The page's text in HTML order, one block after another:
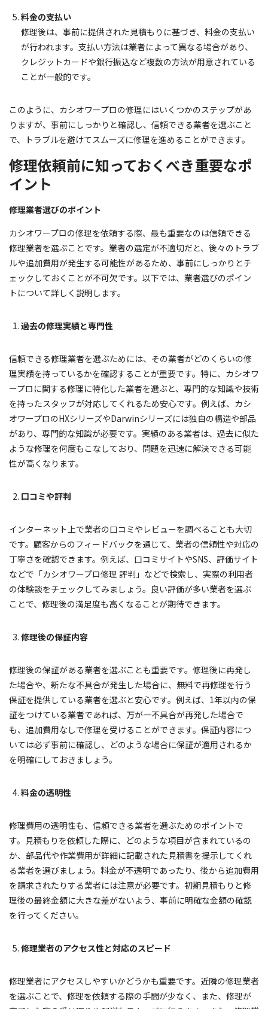
料金の支払い
修理後は、事前に提供された見積もりに基づき、料金の支払い
が行われます。支払い方法は業者によって異なる場合があり、
クレジットカードや銀行振込など複数の方法が用意されている
ことが一般的です。
このように、カシオワープロの修理にはいくつかのステップがあ
りますが、事前にしっかりと確認し、信頼できる業者を選ぶこと
で、トラブルを避けてスムーズに修理を進めることができます。
修理依頼前に知っておくべき重要なポ
イント
修理業者選びのポイント
カシオワープロの修理を依頼する際、最も重要なのは信頼できる
修理業者を選ぶことです。業者の選定が不適切だと、後々のトラブ
ルや追加費用が発生する可能性があるため、事前にしっかりとチ
ェックしておくことが不可欠です。以下では、業者選びのポイン
トについて詳しく説明します。
過去の修理実績と専門性
信頼できる修理業者を選ぶためには、その業者がどのくらいの修
理実績を持っているかを確認することが重要です。特に、カシオワ
ープロに関する修理に特化した業者を選ぶと、専門的な知識や技術
を持ったスタッフが対応してくれるため安心です。例えば、カシ
オワープロのHXシリーズやDarwinシリーズには独自の構造や部品
があり、専門的な知識が必要です。実績のある業者は、過去に似た
ような修理を何度もこなしており、問題を迅速に解決できる可能
性が高くなります。
口コミや評判
インターネット上で業者の口コミやレビューを調べることも大切
です。顧客からのフィードバックを通じて、業者の信頼性や対応の
丁寧さを確認できます。例えば、口コミサイトやSNS、評価サイト
などで「カシオワープロ修理 評判」などで検索し、実際の利用者
の体験談をチェックしてみましょう。良い評価が多い業者を選ぶ
ことで、修理後の満足度も高くなることが期待できます。
修理後の保証内容
修理後の保証がある業者を選ぶことも重要です。修理後に再発し
た場合や、新たな不具合が発生した場合に、無料で再修理を行う
保証を提供している業者を選ぶと安心です。例えば、1年以内の保
証をつけている業者であれば、万が一不具合が再発した場合で
も、追加費用なしで修理を受けることができます。保証内容につ
いては必ず事前に確認し、どのような場合に保証が適用されるか
を明確にしておきましょう。
料金の透明性
修理費用の透明性も、信頼できる業者を選ぶためのポイントで
す。見積もりを依頼した際に、どのような項目が含まれているの
か、部品代や作業費用が詳細に記載された見積書を提示してくれ
る業者を選びましょう。料金が不透明であったり、後から追加費用
を請求されたりする業者には注意が必要です。初期見積もりと修
理後の最終金額に大きな差がないよう、事前に明確な金額の確認
を行ってください。
修理業者のアクセス性と対応のスピード
修理業者にアクセスしやすいかどうかも重要です。近隣の修理業者
を選ぶことで、修理を依頼する際の手間が少なく、また、修理が